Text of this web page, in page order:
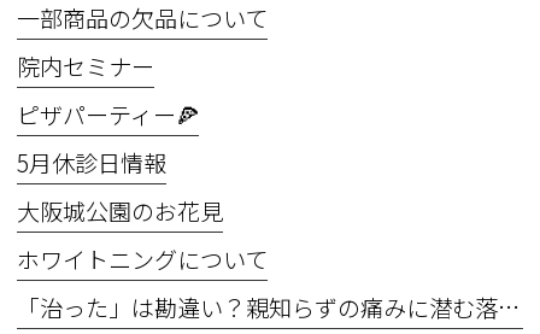
一部商品の欠品について
院内セミナー
ピザパーティー🍕
5月休診日情報
⼤阪城公園のお花⾒
ホワイトニングについて
「治った」は勘違い？親知らずの痛みに潜む落とし穴